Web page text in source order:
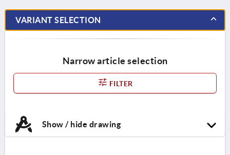
VARIANT SELECTION
Narrow article selection
FILTER
Show / hide drawing